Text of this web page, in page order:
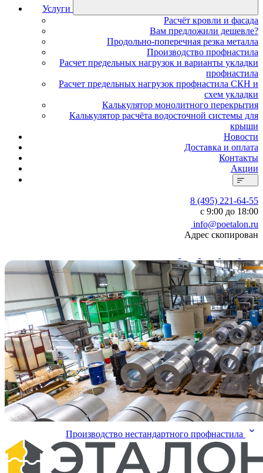
Услуги
Расчёт кровли и фасада
Вам предложили дешевле?
Продольно-поперечная резка металла
Производство профнастила
Расчет предельных нагрузок и варианты укладки
профнастила
Расчет предельных нагрузок профнастила СКН и
схем укладки
Калькулятор монолитного перекрытия
Калькулятор расчёта водосточной системы для
крыши
Новости
Доставка и оплата
Контакты
Акции
8 (495) 221-64-55
с 9:00 до 18:00
info@poetalon.ru
Адрес скопирован
Производство нестандартного профнастила